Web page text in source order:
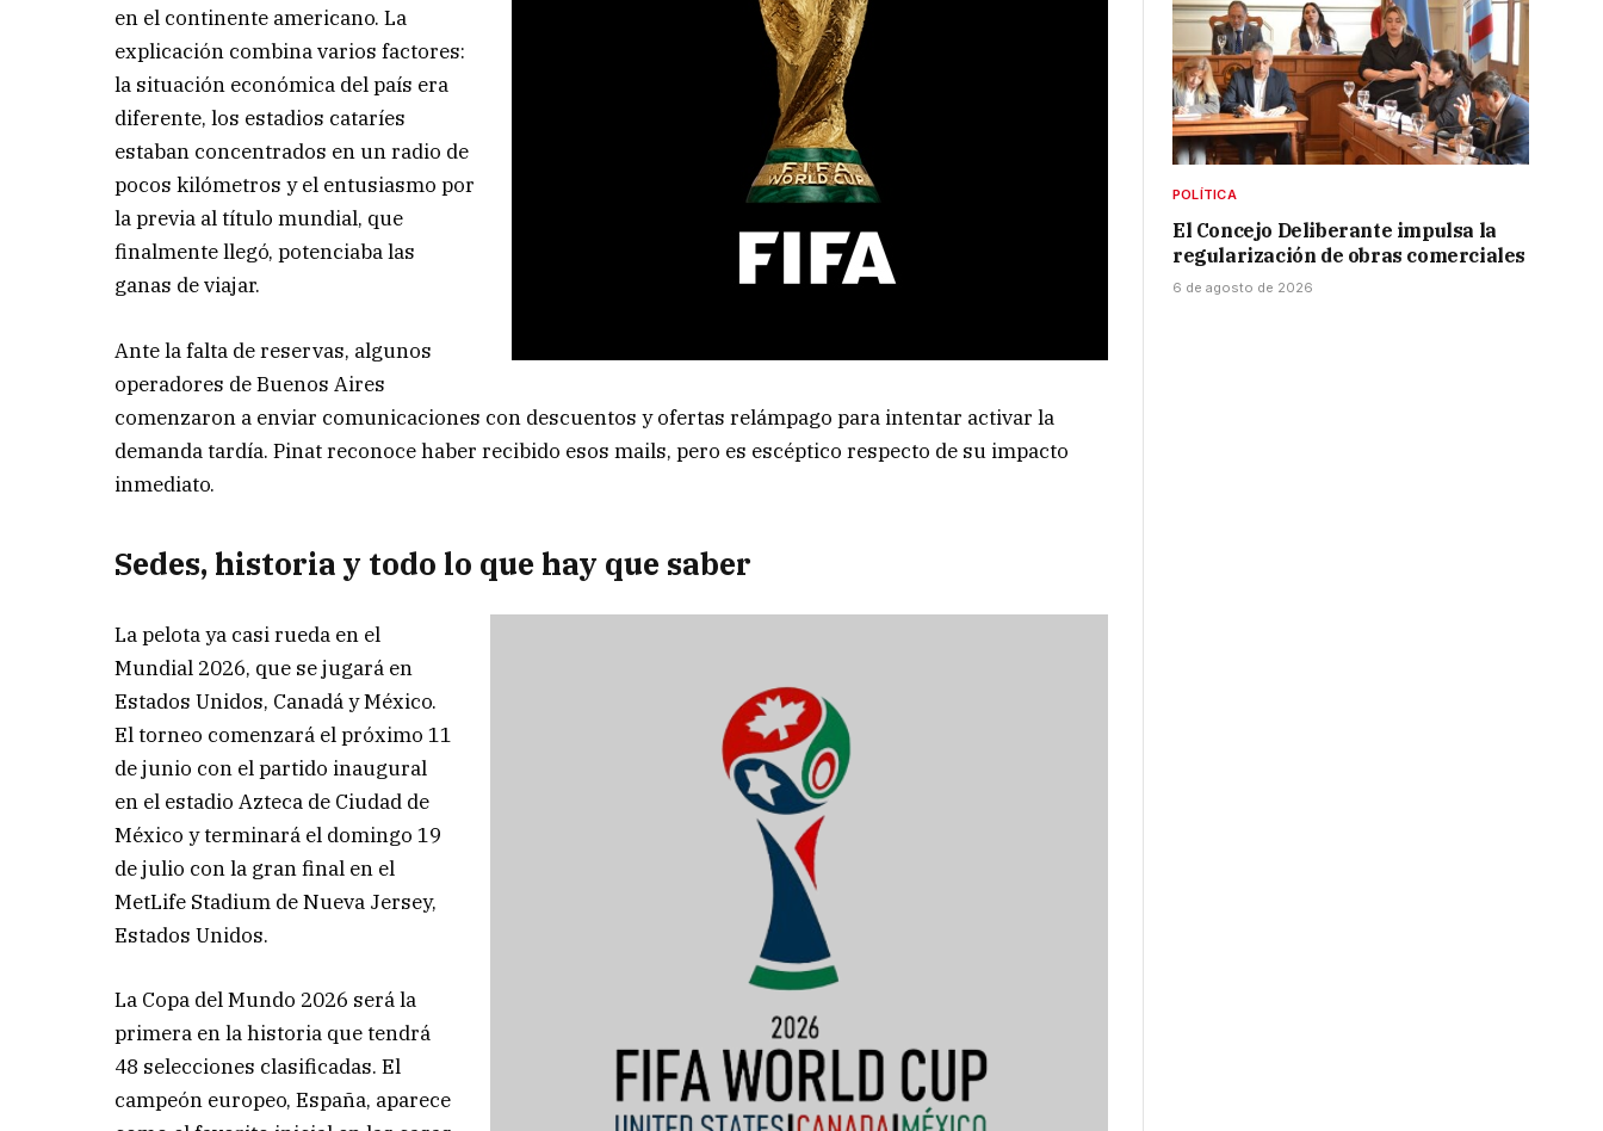
en el continente americano. La
explicación combina varios factores:
la situación económica del país era
diferente, los estadios cataríes
estaban concentrados en un radio de
pocos kilómetros y el entusiasmo por
la previa al título mundial, que
finalmente llegó, potenciaba las
ganas de viajar.
Ante la falta de reservas, algunos
operadores de Buenos Aires
comenzaron a enviar comunicaciones con descuentos y ofertas relámpago para intentar activar la
demanda tardía. Pinat reconoce haber recibido esos mails, pero es escéptico respecto de su impacto
inmediato.
Sedes, historia y todo lo que hay que saber
La pelota ya casi rueda en el
Mundial 2026, que se jugará en
Estados Unidos, Canadá y México.
El torneo comenzará el próximo 11
de junio con el partido inaugural
en el estadio Azteca de Ciudad de
México y terminará el domingo 19
de julio con la gran final en el
MetLife Stadium de Nueva Jersey,
Estados Unidos.
La Copa del Mundo 2026 será la
primera en la historia que tendrá
48 selecciones clasificadas. El
campeón europeo, España, aparece
POLÍTICA
El Concejo Deliberante impulsa la
regularización de obras comerciales
6 de agosto de 2026